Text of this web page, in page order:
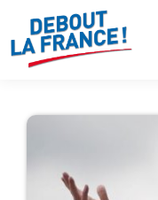
Panneau de gestion des